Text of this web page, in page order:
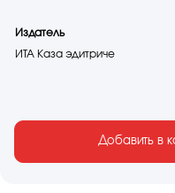
Издатель
ИТА Каза эдитриче
Добавить в